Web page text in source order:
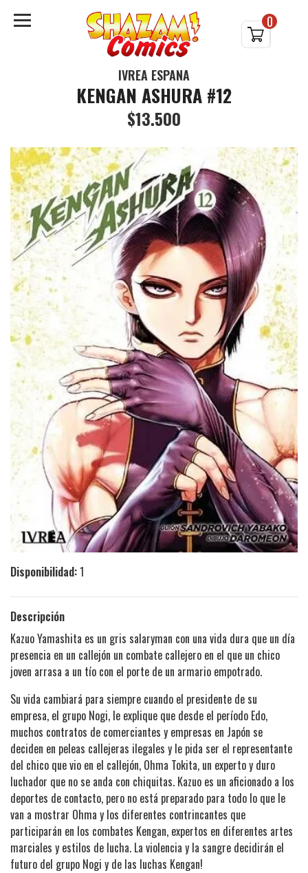
0
IVREA ESPAÑA
KENGAN ASHURA #12
$13.500
Disponibilidad:1
Descripción
Kazuo Yamashita es un gris salaryman con una vida dura que un día
presencia en un callejón un combate callejero en el que un chico
joven arrasa a un tío con el porte de un armario empotrado.
Su vida cambiará para siempre cuando el presidente de su
empresa, el grupo Nogi, le explique que desde el período Edo,
muchos contratos de comerciantes y empresas en Japón se
deciden en peleas callejeras ilegales y le pida ser el representante
del chico que vio en el callejón, Ohma Tokita, un experto y duro
luchador que no se anda con chiquitas. Kazuo es un aficionado a los
deportes de contacto, pero no está preparado para todo lo que le
van a mostrar Ohma y los diferentes contrincantes que
participarán en los combates Kengan, expertos en diferentes artes
marciales y estilos de lucha. La violencia y la sangre decidirán el
futuro del grupo Nogi y de las luchas Kengan!